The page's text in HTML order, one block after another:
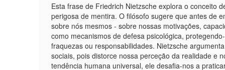
Esta frase de Friedrich Nietzsche explora o conceito
perigosa de mentira. O filósofo sugere que antes de
sobre nós mesmos - sobre nossas motivações,
como mecanismos de defesa psicológica,
fraquezas ou responsabilidades. Nietzsche
sociais, pois distorce nossa perceção da realidade e
tendência humana universal, ele desafia-nos a